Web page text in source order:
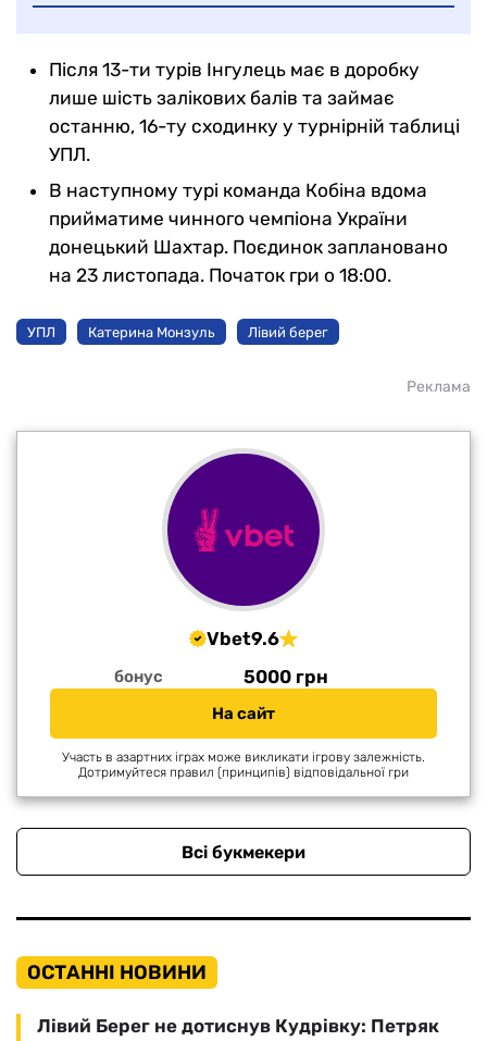
Після 13-ти турів Інгулець має в доробку
лише шість залікових балів та займає
останню, 16-ту сходинку у турнірній таблиці
УПЛ.
В наступному турі команда Кобіна вдома
прийматиме чинного чемпіона України
донецький Шахтар. Поєдинок заплановано
на 23 листопада. Початок гри о 18:00.
УПЛ Катерина Монзуль Лівий берег
Реклама
Vbet9.6
бонус 5000 грн
На сайт
Участь в азартних іграх може викликати ігрову залежність.
Дотримуйтеся правил (принципів) відповідальної гри
Всі букмекери
ОСТАННІ НОВИНИ
Лівий Берег не дотиснув Кудрівку: Петряк